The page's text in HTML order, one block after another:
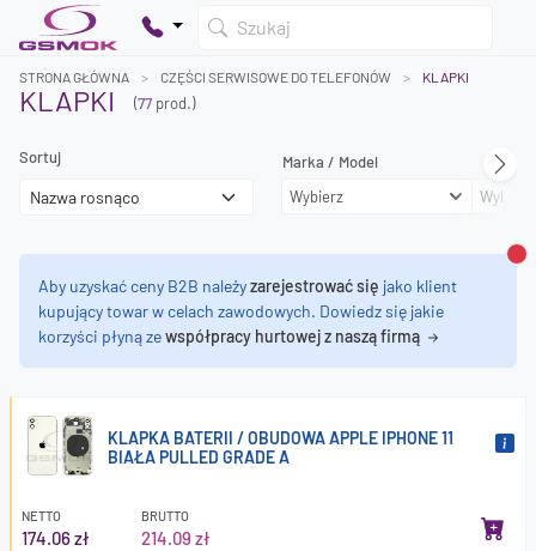
Szukaj
Twój koszyk jest pusty
Dodaj produkty, aby kontynuować.
STRONA GŁÓWNA CZĘŚCI SERWISOWE DO TELEFONÓW KLAPKI
KLAPKI (77 prod.)
Sortuj
Marka / Model
Wybierz
Wybierz
Aby uzyskać ceny B2B należyzarejestrować się jako klient
kupujący towar w celach zawodowych. Dowiedz się jakie
korzyści płyną zewspółpracy hurtowej z naszą firmą
KLAPKA BATERII / OBUDOWA APPLE IPHONE 11
BIAŁA PULLED GRADE A
NETTO
174.06 zł
BRUTTO
214.09 zł